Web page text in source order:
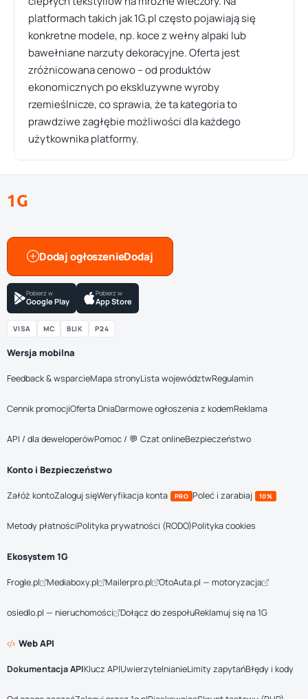
platformach takich jak 1G.pl często pojawiają się
konkretne modele, np. koce z wełny alpaki lub
bawełniane narzuty dekoracyjne. Oferta jest
zróżnicowana cenowo – od produktów
ekonomicznych po ekskluzywne wyroby
rzemieślnicze, co sprawia, że ta kategoria to
prawdziwe zagłębie możliwości dla każdego
użytkownika platformy.
1G
Dodaj ogłoszenie
Pobierz w
Google Play
Pobierz w
App Store
VISA MC BLIK P24
Wersja mobilna
Feedback & wsparcieMapa stronyLista województwRegulamin
Cennik promocjiOferta DniaDarmowe ogłoszenia z kodemReklama
API / dla deweloperówPomoc / 💬 Czat onlineBezpieczeństwo
Konto i Bezpieczeństwo
Załóż kontoZaloguj sięWeryfikacja konta PRO Poleć i zarabiaj 10%
Metody płatnościPolityka prywatności (RODO)Polityka cookies
Ekosystem 1G
Frogle.pl Mediaboxy.pl Mailerpro.pl OtoAuta.pl — motoryzacja
osiedlo.pl — nieruchomości Dołącz do zespołuReklamuj się na 1G
Web API
Dokumentacja APIKlucz APIUwierzytelnianieLimity zapytańBłędy i kody